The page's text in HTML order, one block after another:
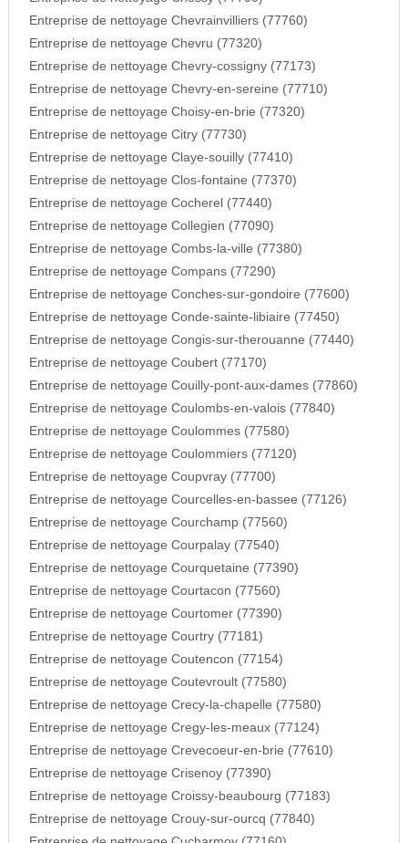
Entreprise de nettoyage Chevrainvilliers (77760)
Entreprise de nettoyage Chevru (77320)
Entreprise de nettoyage Chevry-cossigny (77173)
Entreprise de nettoyage Chevry-en-sereine (77710)
Entreprise de nettoyage Choisy-en-brie (77320)
Entreprise de nettoyage Citry (77730)
Entreprise de nettoyage Claye-souilly (77410)
Entreprise de nettoyage Clos-fontaine (77370)
Entreprise de nettoyage Cocherel (77440)
Entreprise de nettoyage Collegien (77090)
Entreprise de nettoyage Combs-la-ville (77380)
Entreprise de nettoyage Compans (77290)
Entreprise de nettoyage Conches-sur-gondoire (77600)
Entreprise de nettoyage Conde-sainte-libiaire (77450)
Entreprise de nettoyage Congis-sur-therouanne (77440)
Entreprise de nettoyage Coubert (77170)
Entreprise de nettoyage Couilly-pont-aux-dames (77860)
Entreprise de nettoyage Coulombs-en-valois (77840)
Entreprise de nettoyage Coulommes (77580)
Entreprise de nettoyage Coulommiers (77120)
Entreprise de nettoyage Coupvray (77700)
Entreprise de nettoyage Courcelles-en-bassee (77126)
Entreprise de nettoyage Courchamp (77560)
Entreprise de nettoyage Courpalay (77540)
Entreprise de nettoyage Courquetaine (77390)
Entreprise de nettoyage Courtacon (77560)
Entreprise de nettoyage Courtomer (77390)
Entreprise de nettoyage Courtry (77181)
Entreprise de nettoyage Coutencon (77154)
Entreprise de nettoyage Coutevroult (77580)
Entreprise de nettoyage Crecy-la-chapelle (77580)
Entreprise de nettoyage Cregy-les-meaux (77124)
Entreprise de nettoyage Crevecoeur-en-brie (77610)
Entreprise de nettoyage Crisenoy (77390)
Entreprise de nettoyage Croissy-beaubourg (77183)
Entreprise de nettoyage Crouy-sur-ourcq (77840)